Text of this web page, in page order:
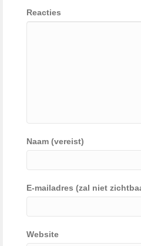
Reacties
Naam (vereist)
E-mailadres (zal niet
Website